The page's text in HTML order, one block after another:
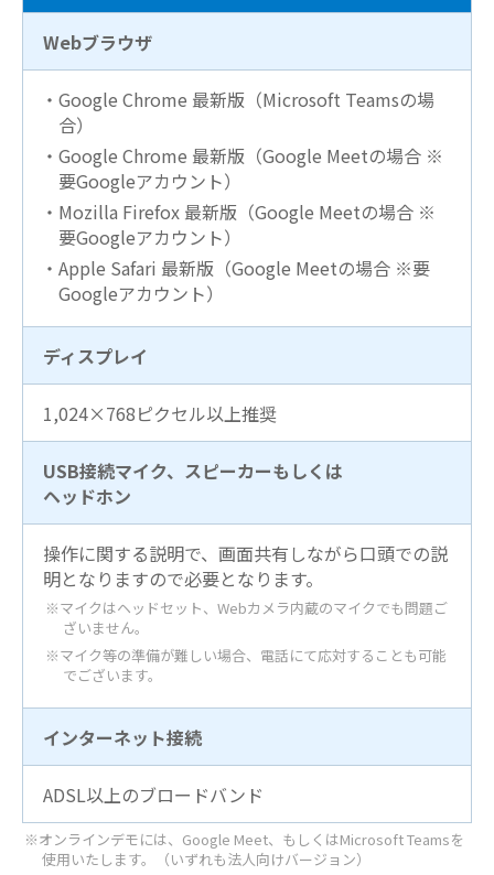
Webブラウザ
・Google Chrome 最新版（Microsoft Teamsの場
合）
・Google Chrome 最新版（Google Meetの場合 ※
要Googleアカウント）
・Mozilla Firefox 最新版（Google Meetの場合 ※
要Googleアカウント）
・Apple Safari 最新版（Google Meetの場合 ※要
Googleアカウント）
ディスプレイ
1,024×768ピクセル以上推奨
USB接続マイク、スピーカーもしくは
ヘッドホン
操作に関する説明で、画面共有しながら口頭での説
明となりますので必要となります。
※マイクはヘッドセット、Webカメラ内蔵のマイクでも問題ご
ざいません。
※マイク等の準備が難しい場合、電話にて応対することも可能
でございます。
インターネット接続
ADSL以上のブロードバンド
※オンラインデモには、Google Meet、もしくはMicrosoft Teamsを
使用いたします。（いずれも法人向けバージョン）